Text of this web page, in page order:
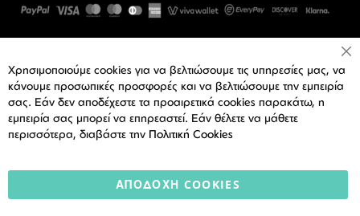
Χρησιμοποιούμε cookies για να βελτιώσουμε τις υπηρεσίες μας, να
κάνουμε προσωπικές προσφορές και να βελτιώσουμε την εμπειρία
σας. Εάν δεν αποδέχεστε τα προαιρετικά cookies παρακάτω, η
εμπειρία σας μπορεί να επηρεαστεί. Εάν θέλετε να μάθετε
περισσότερα, διαβάστε την Πολιτική Cookies
ΑΠΟΔΟΧΉ COOKIES